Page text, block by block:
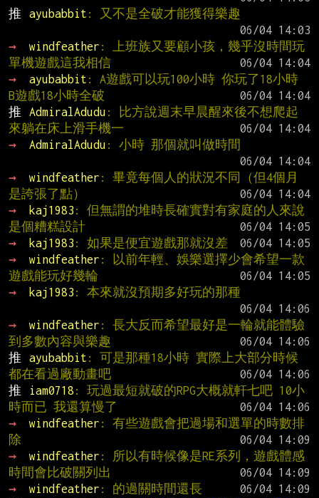
推
ayubabbit : 又不是全破才能獲得樂趣
→
windfeather : 上班族又要顧小孩，幾乎沒時間玩
單機遊戲這我相信
→
ayubabbit : A遊戲可以玩100小時 你玩了18小時
B遊戲18小時全破
推
AdmiralAdudu : 比方說週末早晨醒來後不想爬起
來躺在床上滑手機一
→
AdmiralAdudu : 小時 那個就叫做時間
→
windfeather : 畢竟每個人的狀況不同（但4個月
是誇張了點）
→
kaj1983 : 但無謂的堆時長確實對有家庭的人來說
是個糟糕設計
→
kaj1983 : 如果是便宜遊戲那就沒差
→
windfeather : 以前年輕、娛樂選擇少會希望一款
遊戲能玩好幾輪
→
kaj1983 : 本來就沒預期多好玩的那種
→
windfeather : 長大反而希望最好是一輪就能體驗
到多數內容與樂趣
推
ayubabbit : 可是那種18小時 實際上大部分時候
都在看過廠動畫吧
推
iam0718 : 玩過最短就破的RPG大概就軒七吧 10小
時而已 我還算慢了
→
windfeather : 有些遊戲會把過場和選單的時數排
除
→
windfeather : 所以有時候像是RE系列，遊戲體感
時間會比破關列出
→
windfeather : 的過關時間還長